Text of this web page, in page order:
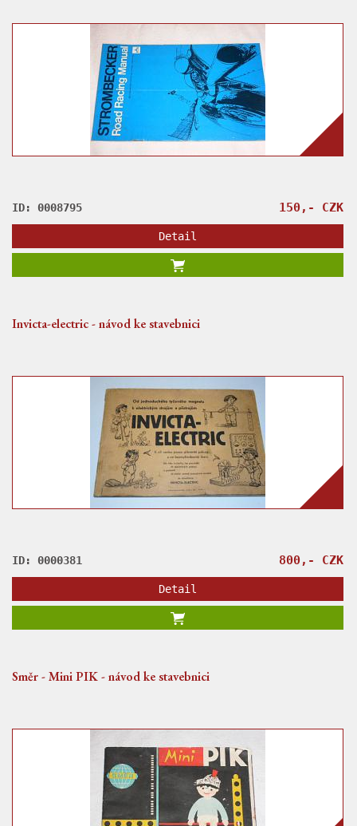
ID: 0008795 150,- CZK
Detail
Invicta-electric - návod ke stavebnici
ID: 0000381 800,- CZK
Detail
Směr - Mini PIK - návod ke stavebnici